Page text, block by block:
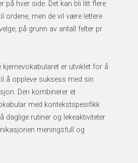
på hver side. Det kan bli litt flere
ordene, men de vil være lettere
på grunn av antall felter pr
kjernevokabularet er utviklet for å
å oppleve suksess med sin
Den kombinerer et
med kontekstspesifikk
daglige rutiner og lekeaktiviteter
meningsfull og